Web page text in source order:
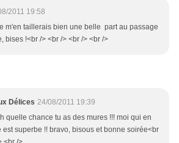
2011 19:58
m'en taillerais bien une belle part au passage
bises !<br /> <br /> <br /> <br />
Délices 24/08/2011 19:39
quelle chance tu as des mures !!! moi qui en
est superbe !! bravo, bisous et bonne soirée<br